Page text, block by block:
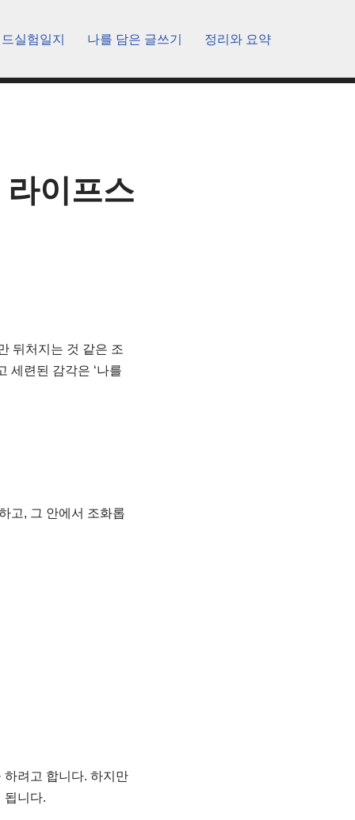
실험일지 나를 담은 글쓰기 정리와 요약
이프스
뒤처지는 것 같은 조
세련된 감각은 ‘나를
고, 그 안에서 조화롭
하려고 합니다. 하지만
됩니다.